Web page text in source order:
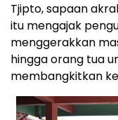
Tjipto, sapaan
itu mengajak
menggerakkan
hingga orang tua
membangkitkan